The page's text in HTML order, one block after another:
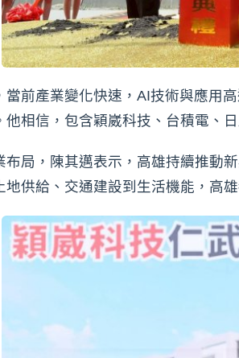
當前產業變化快速，AI技術與應用
他相信，包含穎崴科技、台積電、
布局，陳其邁表示，高雄持續推動
地供給、交通建設到生活機能，高